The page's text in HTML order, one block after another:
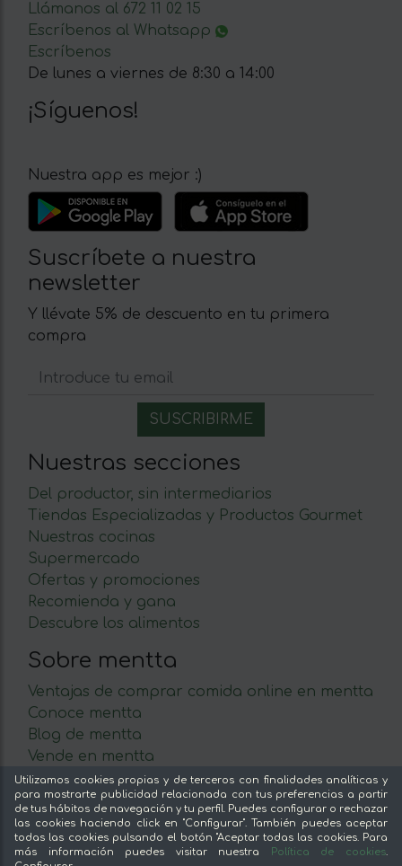
Llámanos al 672 11 02 15
Escríbenos al Whatsapp
Escríbenos
De lunes a viernes de 8:30 a 14:00
¡Síguenos!
Nuestra app es mejor :)
Suscríbete a nuestra
newsletter
Y llévate 5% de descuento en tu primera
compra
Nuestras secciones
Del productor, sin intermediarios
Tiendas Especializadas y Productos Gourmet
Nuestras cocinas
Supermercado
Ofertas y promociones
Recomienda y gana
Descubre los alimentos
Sobre mentta
Ventajas de comprar comida online en mentta
Conoce mentta
Blog de mentta
Vende en mentta
Fidelización
Preguntas frecuentes
Legal
Utilizamos cookies propias y de terceros con finalidades analíticas y
para mostrarte publicidad relacionada con tus preferencias a partir
de tus hábitos de navegación y tu perfil. Puedes configurar o rechazar
las cookies haciendo click en "Configurar". También puedes aceptar
todas las cookies pulsando el botón "Aceptar todas las cookies. Para
más información puedes visitar nuestra
Política de cookies.